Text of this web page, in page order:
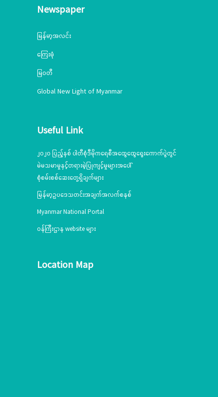
Newspaper
မြန်မာ့အလင်း
ကြေးမုံ
မြဝတီ
Global New Light of Myanmar
Useful Link
၂၀၂၀ ပြည့်နှစ် ပါတီစုံဒီမိုကရေစီအထွေထွေရွေးကောက်ပွဲတွင်
မဲမသမာမှုနှင့်တရားမဲ့ပြုကျင့်မှုများအပေါ်
စုံစမ်းစစ်ဆေးတွေ့ရှိချက်များ
မြန်မာ့ဥပဒေသတင်းအချက်အလက်စနစ်
Myanmar National Portal
ဝန်ကြီးဌာန website များ
Location Map